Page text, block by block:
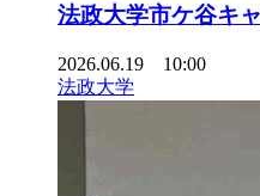
法政大学市ケ谷キ
2026.06.19 10:00
法政大学